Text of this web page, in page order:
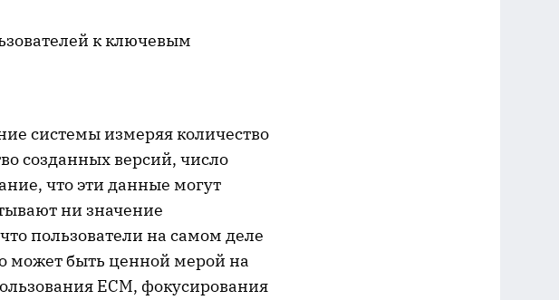
к ключевым
системы измеряя количество
созданных версий, число
что эти данные могут
ни значение
пользователи на самом деле
может быть ценной мерой на
ECM, фокусирования